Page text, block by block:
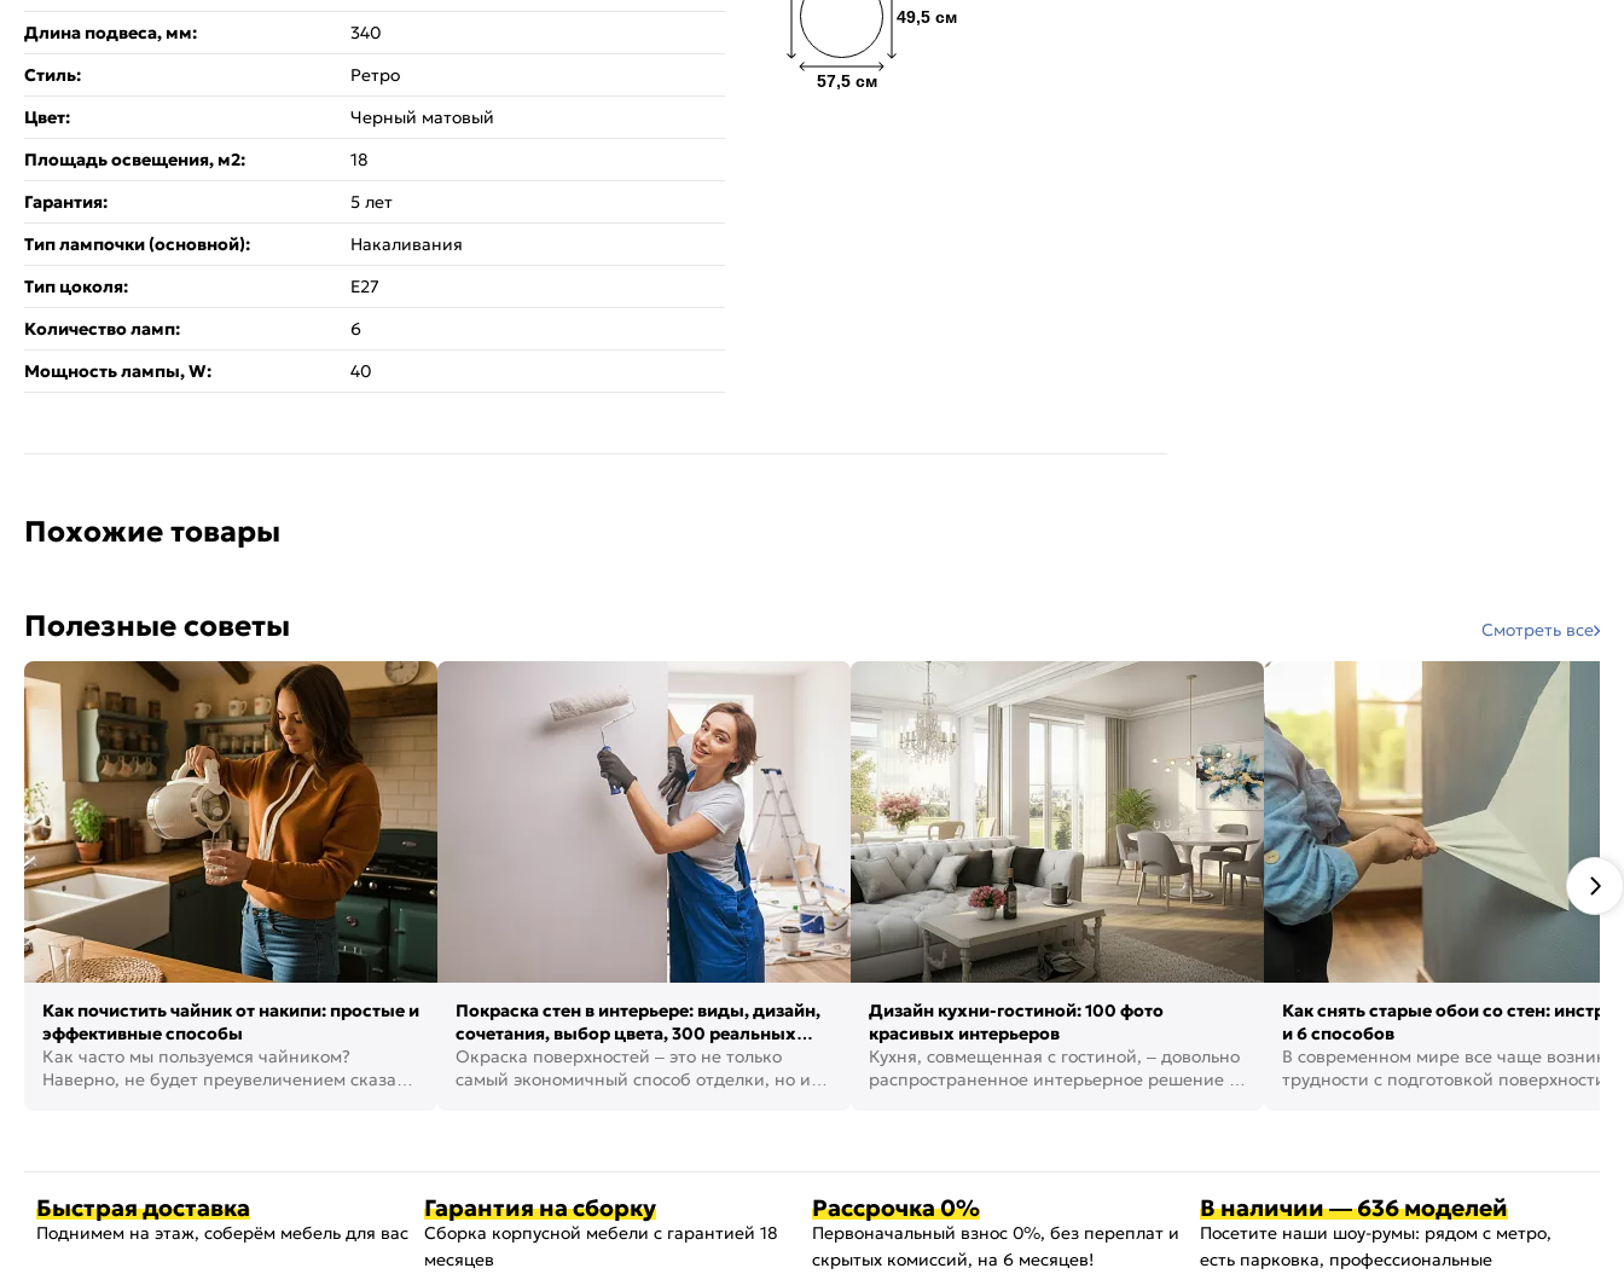
Длина подвеса, мм:
340
Стиль:
Ретро
Цвет:
Черный матовый
Площадь освещения, м2:
18
Гарантия:
5 лет
Тип лампочки (основной):
Накаливания
Тип цоколя:
E27
Количество ламп:
6
Мощность лампы, W:
40
Похожие товары
Полезные советы Смотреть все
Как почистить чайник от накипи: простые и
эффективные способы
Как часто мы пользуемся чайником?
Наверно, не будет преувеличением сказать,
Покраска стен в интерьере: виды, дизайн,
сочетания, выбор цвета, 300 реальных
фото
Окраска поверхностей – это не только
самый экономичный способ отделки, но и
Дизайн кухни-гостиной: 100 фото
красивых интерьеров
Кухня, совмещенная с гостиной, – довольно
распространенное интерьерное решение в
Как снять старые обои со стен:
и 6 способов
В современном мире все чаще
трудности с подготовкой поверхности
Быстрая доставка
Поднимем на этаж, соберём мебель для вас
Гарантия на сборку
Сборка корпусной мебели с гарантией 18
месяцев
Рассрочка 0%
Первоначальный взнос 0%, без переплат и
скрытых комиссий, на 6 месяцев!
В наличии — 636 моделей
Посетите наши шоу-румы: рядом с метро,
есть парковка, профессиональные